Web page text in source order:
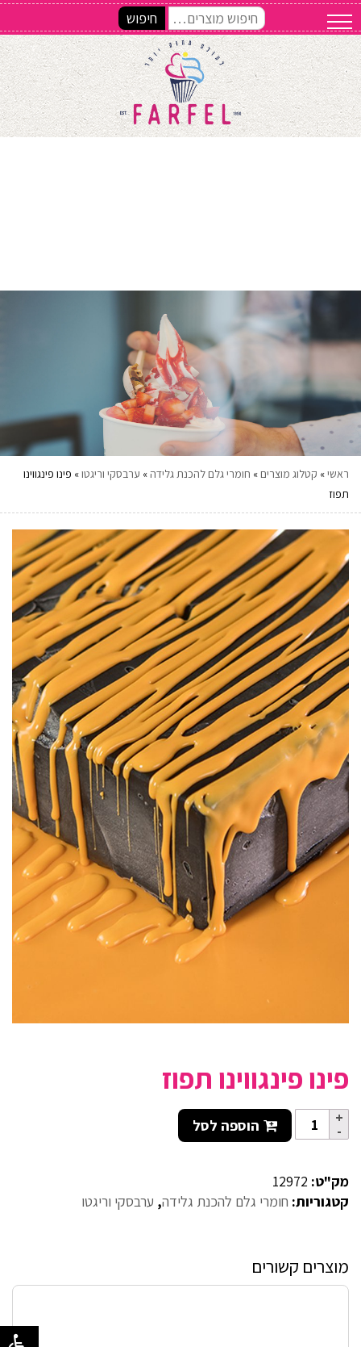
חיפוש
ראשי» קטלוג מוצרים » חומרי גלם להכנת גלידה » ערבסקי וריגטו» פינו פינגווינו
תפוז
פינו פינגווינו תפוז
הוספה לסל
מק"ט: 12972
קטגוריות: חומרי גלם להכנת גלידה, ערבסקי וריגטו
מוצרים קשורים